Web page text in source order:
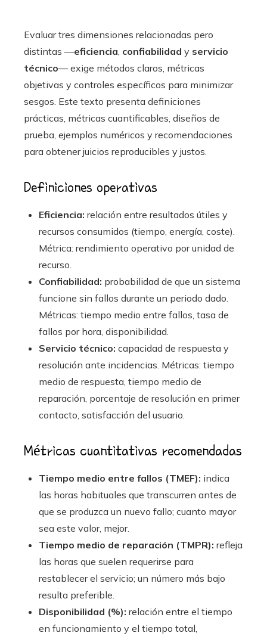
Evaluar tres dimensiones relacionadas pero
distintas —eficiencia confiabilidad y servicio
técnico— exige métodos claros, métricas
objetivas y controles específicos para minimizar
sesgos. Este texto presenta definiciones
prácticas, métricas cuantificables, diseños de
prueba, ejemplos numéricos y recomendaciones
para obtener juicios reproducibles y justos.
Definiciones operativas
Eficiencia: relación entre resultados útiles y
recursos consumidos (tiempo, energía, coste).
Métrica: rendimiento operativo por unidad de
recurso.
Confiabilidad: probabilidad de que un sistema
funcione sin fallos durante un periodo dado.
Métricas: tiempo medio entre fallos, tasa de
fallos por hora, disponibilidad.
Servicio técnico: capacidad de respuesta y
resolución ante incidencias. Métricas: tiempo
medio de respuesta, tiempo medio de
reparación, porcentaje de resolución en primer
contacto, satisfacción del usuario.
Métricas cuantitativas recomendadas
Tiempo medio entre fallos (TMEF): indica
las horas habituales que transcurren antes de
que se produzca un nuevo fallo; cuanto mayor
sea este valor, mejor.
Tiempo medio de reparación (TMPR): refleja
las horas que suelen requerirse para
restablecer el servicio; un número más bajo
resulta preferible.
Disponibilidad (%): relación entre el tiempo
en funcionamiento y el tiempo total,